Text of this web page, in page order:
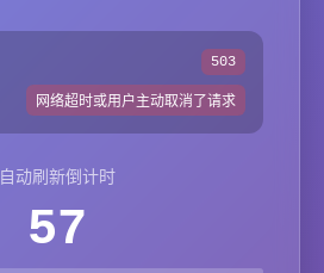
503
网络超时或用户主动取消了请求
自动刷新倒计时
57